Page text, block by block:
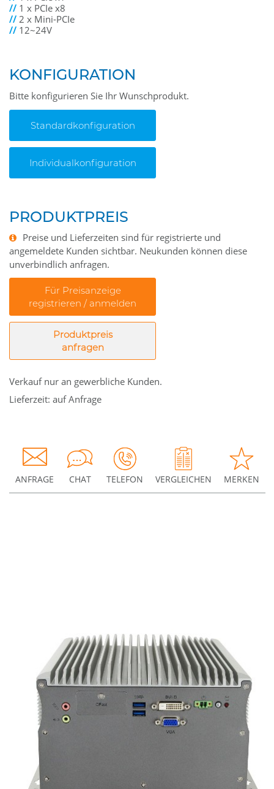
// 1 x PCIe x8
//2 x Mini-PCIe
// 12~24V
KONFIGURATION
Bitte konfigurieren Sie Ihr Wunschprodukt.
Standardkonfiguration
Individualkonfiguration
PRODUKTPREIS
Preise und Lieferzeiten sind für registrierte und
angemeldete Kunden sichtbar. Neukunden können diese
unverbindlich anfragen.
Für Preisanzeige
registrieren / anmelden
Produktpreis
anfragen
Verkauf nur an gewerbliche Kunden.
Lieferzeit: auf Anfrage
ANFRAGE CHAT TELEFON VERGLEICHEN MERKEN